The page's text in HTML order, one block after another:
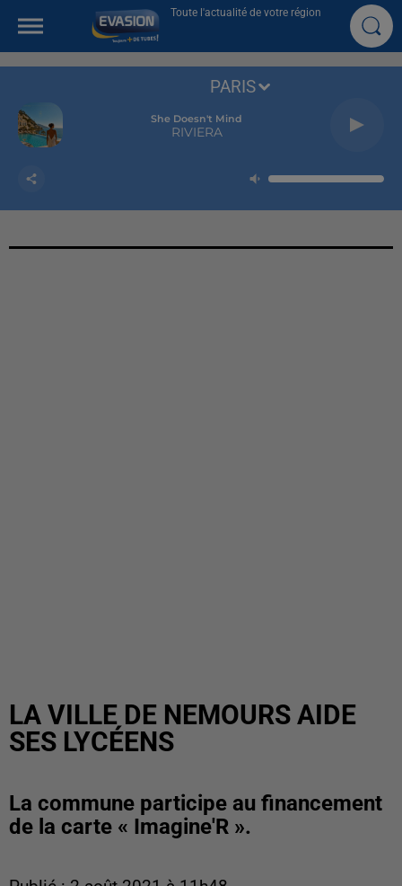
Toute l'actualité de votre région
She Doesn't Mind
RIVIERA
PARIS
LA VILLE DE NEMOURS AIDE
SES LYCÉENS
La commune participe au financement
de la carte « Imagine'R ».